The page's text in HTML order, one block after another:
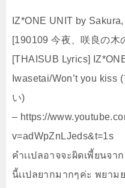
IZ*ONE UNIT by
[190109 今夜、咲良の木
[THAISUB Lyrics]
Iwasetai/Won’t you kiss
い)
– https://
v=adWpZnLJeds&t=1s
คำเเปลอาจจะผิดเพี้ยนจา
นี้เเปลยากมากๆค่ะ พยาม